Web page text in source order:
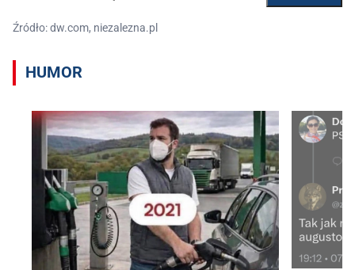
Źródło: dw.com, niezalezna.pl
HUMOR